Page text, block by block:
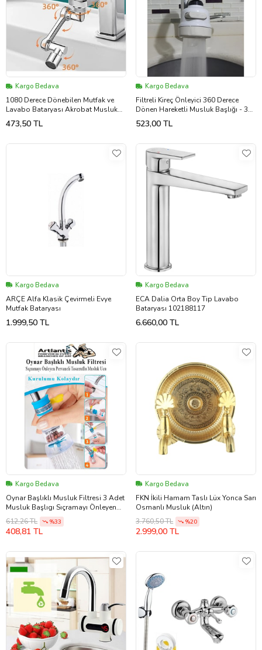
Kargo Bedava
1080 Derece Dönebilen Mutfak ve
Lavabo Bataryası Akrobat Musluk
Ucu (5343)
473,50 TL
Kargo Bedava
Filtreli Kireç Önleyici 360 Derece
Dönen Hareketli Musluk Başlığı - 3
Fonksiyonlu - Krem (74)
523,00 TL
Kargo Bedava
ARÇE Alfa Klasik Çevirmeli Evye
Mutfak Bataryası
1.999,50 TL
Kargo Bedava
ECA Dalia Orta Boy Tip Lavabo
Bataryası 102188117
6.660,00 TL
Kargo Bedava
Oynar Başlıklı Musluk Filtresi 3 Adet
Musluk Başlıgı Sıçramayı Önleyen
Pervaneli Tasaruflu Batarya Ucu
Mutfak Banyo
612,26 TL %33
408,81 TL
Kargo Bedava
FKN İkili Hamam Taslı Lüx Yonca Sarı
Osmanlı Musluk (Altın)
3.760,50 TL
%20
2.999,00 TL